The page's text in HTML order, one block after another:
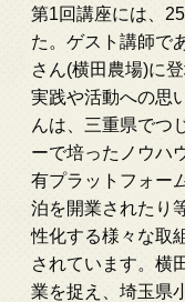
第1回講座には、
た。ゲスト講師で
さん(横田農場)に
実践や活動への思
んは、三重県でつ
ーで培ったノウハ
有プラットフォー
泊を開業されたり
性化する様々な取
されています。横
業を捉え、埼玉県